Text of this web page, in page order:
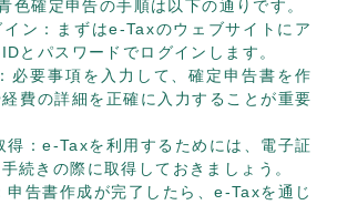
色確定申告の手順は以下の通りです。
ン：まずはe-Taxのウェブサイトにア
とパスワードでログインします。
必要事項を入力して、確定申告書を作
費の詳細を正確に入力することが重要
：e-Taxを利用するためには、電子証
続きの際に取得しておきましょう。
告書作成が完了したら、e-Taxを通じ